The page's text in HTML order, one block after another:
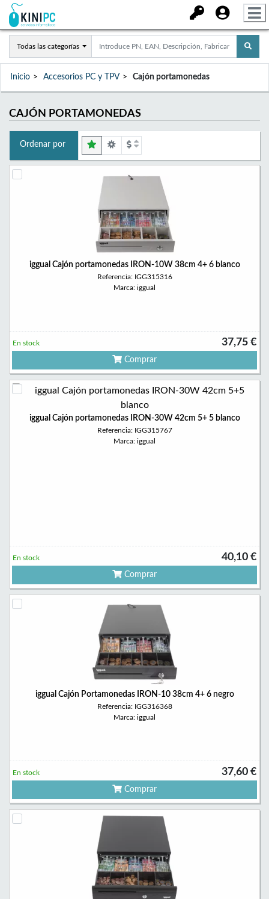
Todas las categorías
Inicio Accesorios PC y TPV Cajón portamonedas
CAJÓN PORTAMONEDAS
Ordenar por
iggual Cajón portamonedas IRON-10W 38cm 4+ 6 blanco
Referencia: IGG315316
Marca: iggual
37,75 €
En stock
Comprar
iggual Cajón portamonedas IRON-30W 42cm 5+ 5 blanco
Referencia: IGG315767
Marca: iggual
40,10 €
En stock
Comprar
iggual Cajón Portamonedas IRON-10 38cm 4+ 6 negro
Referencia: IGG316368
Marca: iggual
37,60 €
En stock
Comprar